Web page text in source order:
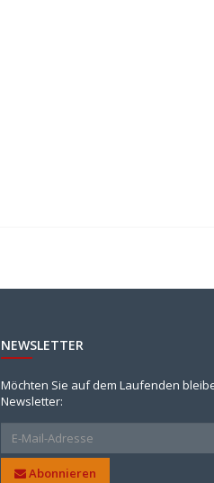
NEWSLETTER
Möchten Sie auf dem Laufenden
Newsletter:
Abonnieren